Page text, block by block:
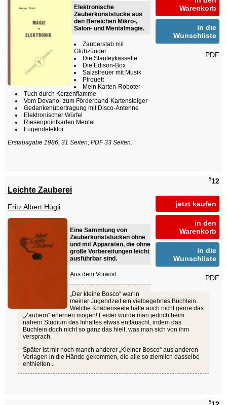
Warenkorb
in die
Wunschliste
PDF
Elektronische
Zauberkunststücke aus
den Bereichen Mikro-,
Salon- und Mentalmagie.
Zauberstab mit
Glühzünder
Die Stanleykassette
Die Edison-Box
Salzstreuer mit Musik
Pirouett
Mein Karten-Roboter
Tuch durch Kerzenflamme
Vom Devano- zum Förderband-Kartensteiger
Gedankenübertragung mit Disco-Antenne
Elektronischer Würfel
Riesenpointkarten Mental
Lügendetektor
Erstausgabe 1986, 31 Seiten; PDF 33 Seiten.
$12
jetzt kaufen
in den
Warenkorb
in die
Wunschliste
PDF
Leichte Zauberei
Fritz Albert Hügli
Eine Sammlung von
Zauberkunststücken ohne
und mit Apparaten, die ohne
große Vorbereitungen leicht
ausführbar sind.
Aus dem Vorwort:
„Der kleine Bosco“ war in
meiner Jugendzeit ein vielbegehrtes Büchlein.
Welche Knabenseele hätte auch nicht gerne das
„Zaubern“ erlernen mögen! Leider wurde man jedoch beim
nähern Studium des Inhaltes etwas enttäuscht, indem das
Büchlein doch nicht so ganz das hielt, was man sich von ihm
versprach.
Später ist mir noch manch anderer „Kleiner Bosco“ aus anderen
Verlagen in die Hände gekommen, die alle so ziemlich dasselbe
enthielten...
$